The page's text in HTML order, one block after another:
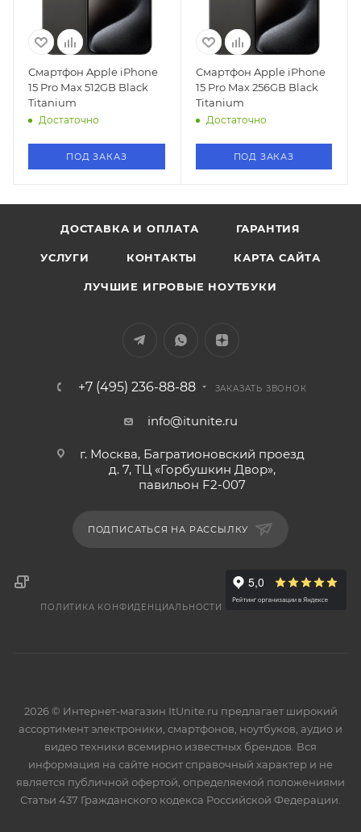
Смартфон Apple iPhone
15 Pro Max 512GB Black
Titanium
Достаточно
ПОД ЗАКАЗ
Смартфон Apple iPhone
15 Pro Max 256GB Black
Titanium
Достаточно
ПОД ЗАКАЗ
ДОСТАВКА И ОПЛАТА ГАРАНТИЯ
УСЛУГИ КОНТАКТЫ КАРТА САЙТА
ЛУЧШИЕ ИГРОВЫЕ НОУТБУКИ
+7 (495) 236-88-88 ЗАКАЗАТЬ ЗВОНОК
info@itunite.ru
г. Москва, Багратионовский проезд
д. 7, ТЦ «Горбушкин Двор»,
павильон F2-007
ПОДПИСАТЬСЯ НА РАССЫЛКУ
ПОЛИТИКА КОНФИДЕНЦИАЛЬНОСТИ
2026 © Интернет-магазин ItUnite.ru предлагает широкий
ассортимент электроники, смартфонов, ноутбуков, аудио и
видео техники всемирно известных брендов. Вся
информация на сайте носит справочный характер и не
является публичной офертой, определяемой положениями
Статьи 437 Гражданского кодекса Российской Федерации.